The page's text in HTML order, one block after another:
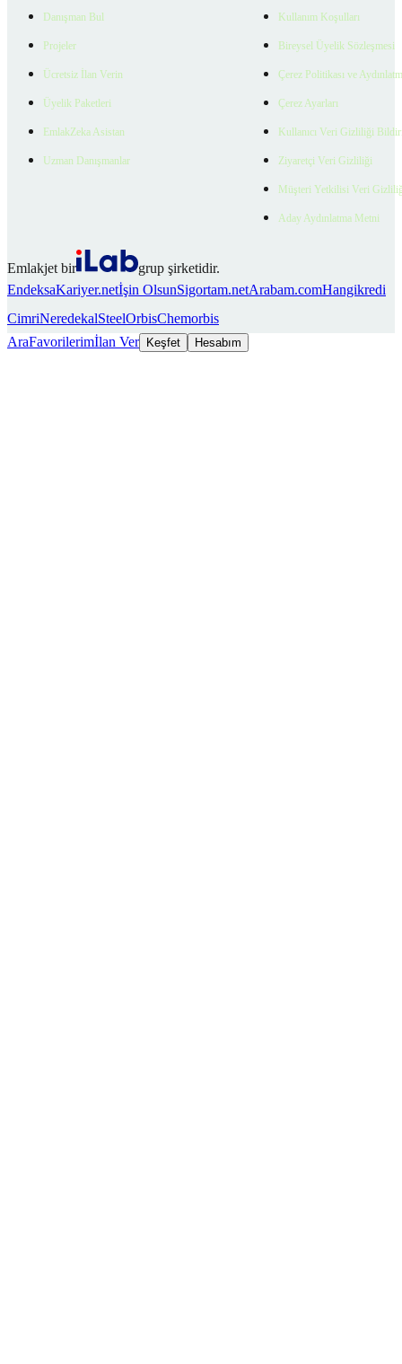
Danışman Bul
Projeler
Ücretsiz İlan Verin
Üyelik Paketleri
EmlakZeka Asistan
Uzman Danışmanlar
Kullanım Koşulları
Bireysel Üyelik Sözleşmesi
Çerez Politikası ve
Çerez Ayarları
Kullanıcı Veri Gizliliği
Ziyaretçi Veri Gizliliği
Müşteri Yetkilisi Veri
Aday Aydınlatma Metni
Emlakjet bir
grup şirketidir.
EndeksaKariyer.netİşin OlsunSigortam.netArabam.comHangikredi
CimriNeredekalSteelOrbisChemorbis
AraFavorilerimİlan Ver Keşfet Hesabım